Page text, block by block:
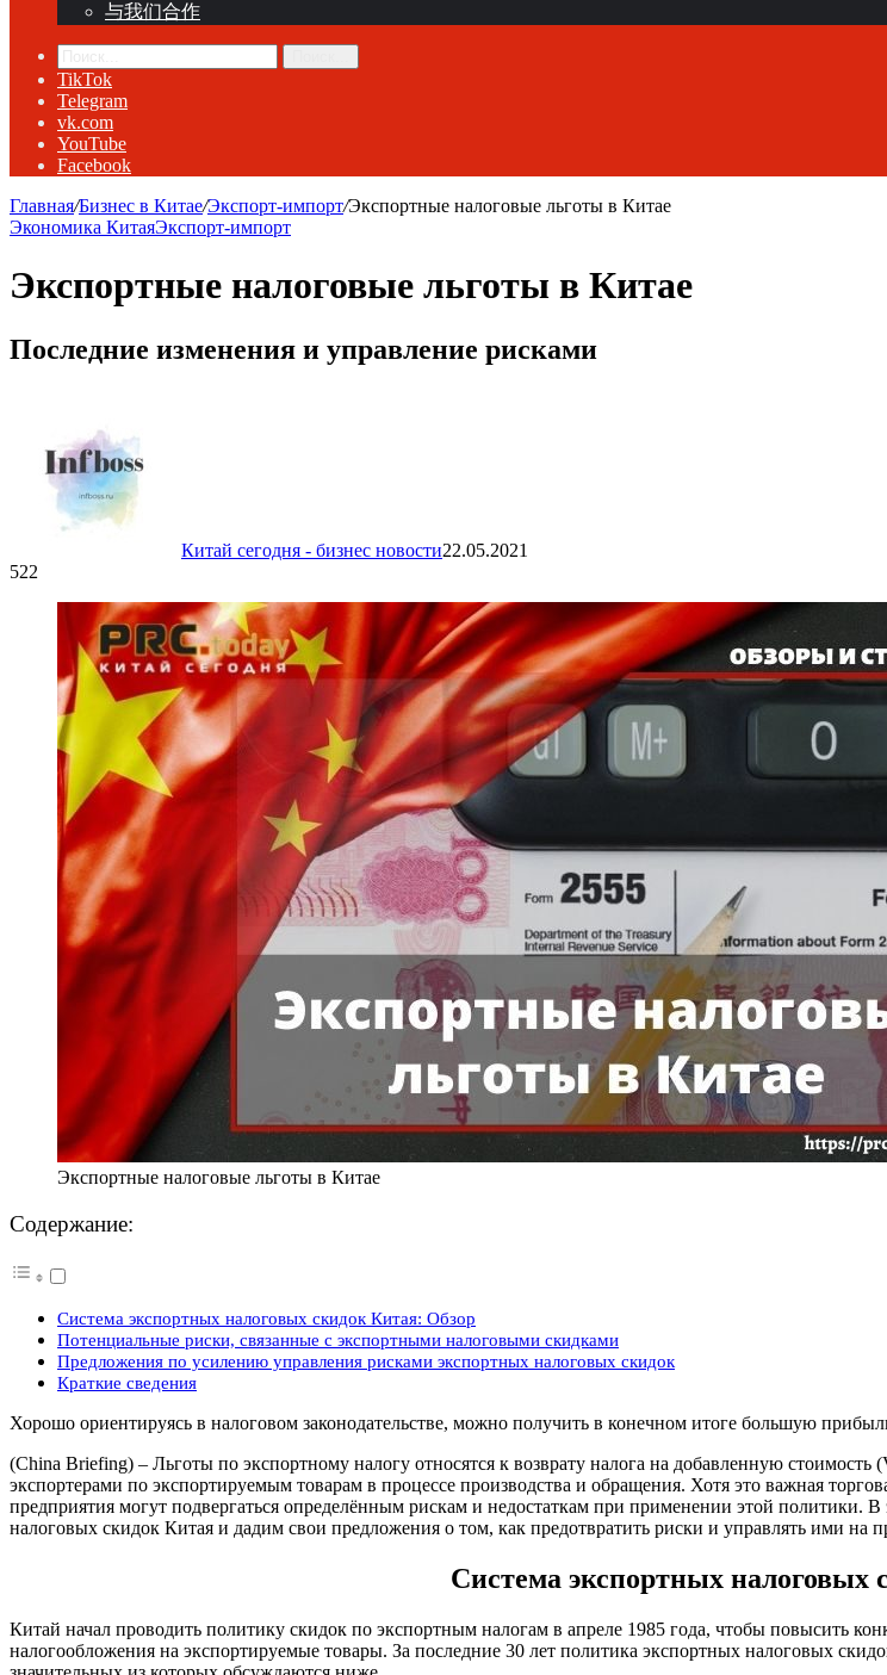
与我们合作
TikTok
Telegram
vk.com
YouTube
Facebook
Главная/Бизнес в Китае/Экспорт-импорт/Экспортные налоговые льготы в Китае
Экономика КитаяЭкспорт-импорт
Экспортные налоговые льготы в Китае
Последние изменения и управление рисками
Китай сегодня - бизнес новости22.05.2021
522
Экспортные налоговые льготы в Китае
Содержание:
Система экспортных налоговых скидок Китая: Обзор
Потенциальные риски, связанные с экспортными налоговыми скидками
Предложения по усилению управления рисками экспортных налоговых скидок
Краткие сведения
Хорошо ориентируясь в налоговом законодательстве, можно получить в конечном итоге большую
(China Briefing) – Льготы по экспортному налогу относятся к возврату налога на добавленную
экспортерами по экспортируемым товарам в процессе производства и обращения. Хотя это важная
предприятия могут подвергаться определённым рискам и недостаткам при применении этой политики.
налоговых скидок Китая и дадим свои предложения о том, как предотвратить риски и управлять ими на
Система экспортных налоговых
Китай начал проводить политику скидок по экспортным налогам в апреле 1985 года, чтобы повысить
налогообложения на экспортируемые товары. За последние 30 лет политика экспортных налоговых